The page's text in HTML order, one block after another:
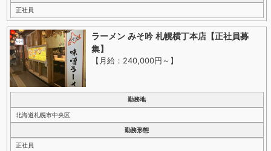
正社員
ラーメン みそ吟 札幌横丁本店【正社員募
集】
【月給：240,000円～ 】
勤務地
北海道札幌市中央区
勤務形態
正社員